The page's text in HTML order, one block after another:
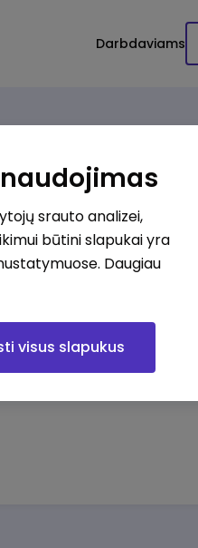
Darbdaviams
srauto analizei,
būtini slapukai yra
Daugiau
visus slapukus